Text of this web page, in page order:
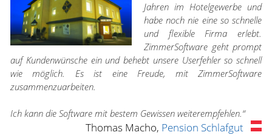
Jahren im Hotelgewerbe und
habe noch nie eine so schnelle
und flexible Firma erlebt.
ZimmerSoftware geht prompt
auf Kundenwünsche ein und behebt unsere Userfehler so schnell
wie möglich. Es ist eine Freude, mit ZimmerSoftware
zusammenzuarbeiten.
Ich kann die Software mit bestem Gewissen weiterempfehlen.“
Thomas Macho, Pension Schlafgut